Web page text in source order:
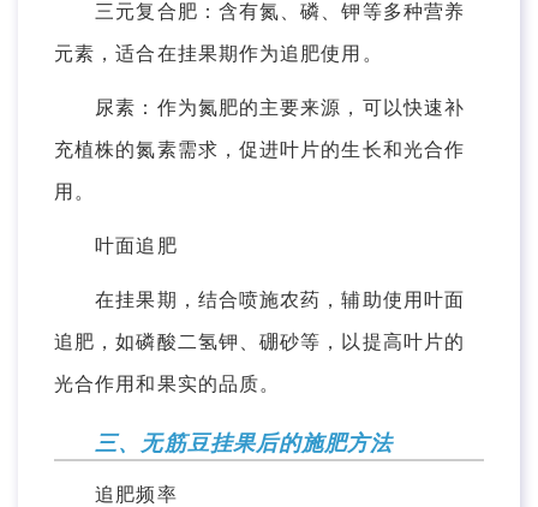
三元复合肥：含有氮、磷、钾等多种营养
元素，适合在挂果期作为追肥使用。
尿素：作为氮肥的主要来源，可以快速补
充植株的氮素需求，促进叶片的生长和光合作
用。
叶面追肥
在挂果期，结合喷施农药，辅助使用叶面
追肥，如磷酸二氢钾、硼砂等，以提高叶片的
光合作用和果实的品质。
三、无筋豆挂果后的施肥方法
追肥频率